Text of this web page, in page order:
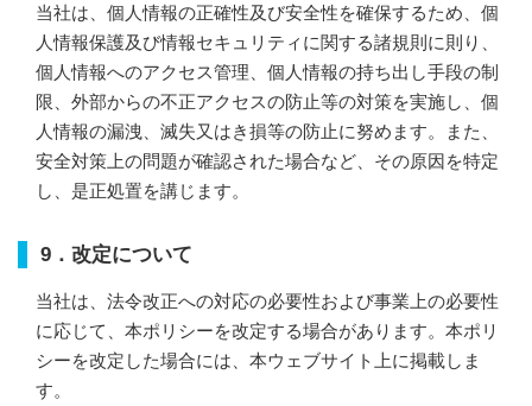
当社は、個人情報の正確性及び安全性を確保するため、個
人情報保護及び情報セキュリティに関する諸規則に則り、
個人情報へのアクセス管理、個人情報の持ち出し手段の制
限、外部からの不正アクセスの防止等の対策を実施し、個
人情報の漏洩、滅失又はき損等の防止に努めます。
また、
安全対策上の問題が確認された場合など、その原因を特定
し、是正処置を講じます。
9．改定について
当社は、法令改正への対応の必要性および事業上の必要性
に応じて、本ポリシーを改定する場合があります。 本ポリ
シーを改定した場合には、本ウェブサイト上に掲載しま
す。